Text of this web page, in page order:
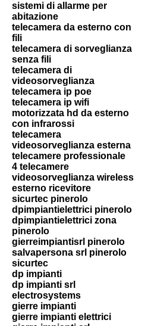
sistemi di allarme per
abitazione
telecamera da esterno con
fili
telecamera di sorveglianza
senza fili
telecamera di
videosorveglianza
telecamera ip poe
telecamera ip wifi
motorizzata hd da esterno
con infrarossi
telecamera
videosorveglianza esterna
telecamere professionale
4 telecamere
videosorveglianza wireless
esterno ricevitore
sicurtec pinerolo
dpimpiantielettrici pinerolo
dpimpiantielettrici zona
pinerolo
gierreimpiantisrl pinerolo
salvapersona srl pinerolo
sicurtec
dp impianti
dp impianti srl
electrosystems
gierre impianti
gierre impianti elettrici